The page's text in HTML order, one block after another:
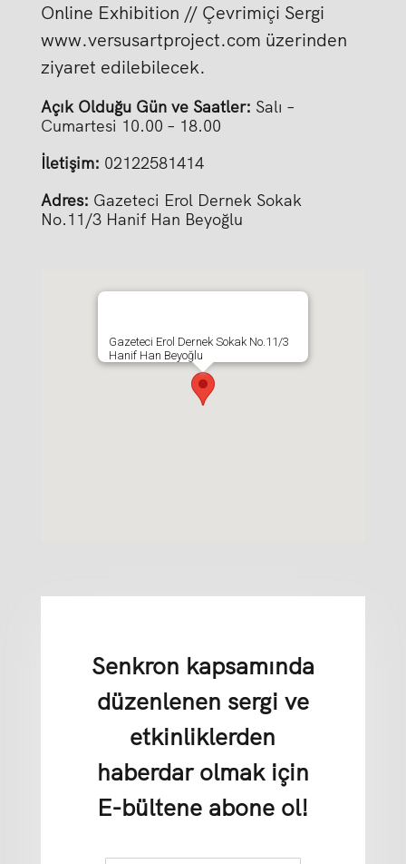
Online Exhibition // Çevrimiçi Sergi
www.versusartproject.com üzerinden
ziyaret edilebilecek.
Açık Olduğu Gün ve Saatler: Salı –
Cumartesi 10.00 – 18.00
İletişim: 02122581414
Adres: Gazeteci Erol Dernek Sokak
No.11/3 Hanif Han Beyoğlu
Gazeteci Erol Dernek Sokak No.11/3
Hanif Han Beyoğlu
Senkron kapsamında
düzenlenen sergi ve
etkinliklerden
haberdar olmak için
E-bültene abone ol!